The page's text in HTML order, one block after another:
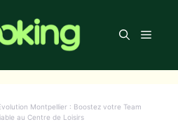
Menu
Montpellier : Boostez votre Team
au Centre de Loisirs